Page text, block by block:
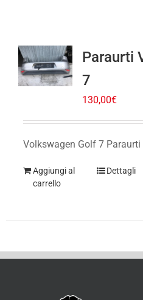
Paraurti
7
130,00€
Volkswagen Golf 7 Paraurti
Aggiungi al
carrello
Dettagli